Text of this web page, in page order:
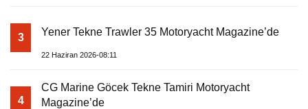
3 Yener Tekne Trawler 35 Motoryacht Magazine’de
22 Haziran 2026-08:11
4
CG Marine Göcek Tekne Tamiri Motoryacht
Magazine’de